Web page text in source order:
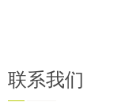
联系我们